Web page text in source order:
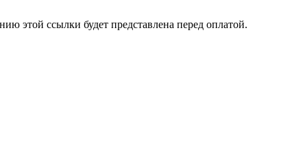
этой ссылки будет представлена перед оплатой.